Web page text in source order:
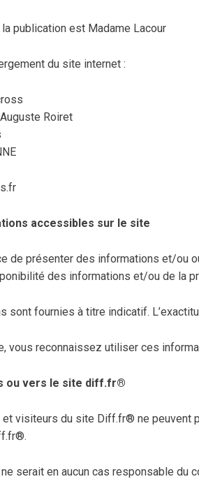
publication est Madame Lacour
du site internet :
Roiret
accessibles sur le site
de présenter des informations et/ou
des informations et/ou de la
sont fournies à titre indicatif.
vous reconnaissez utiliser ces
ou vers le site diff.fr®
visiteurs du site Diff.fr® ne peuvent
serait en aucun cas responsable du